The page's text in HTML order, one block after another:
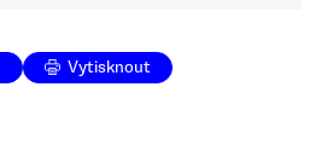
Vytisknout